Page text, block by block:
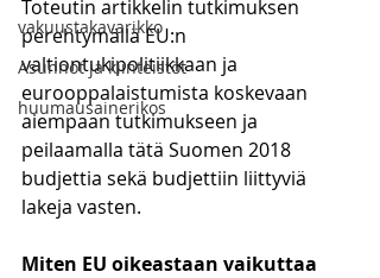
vakuustakavarikko
Asunnot ja kiinteistöt
huumausainerikos
Toteutin artikkelin tutkimuksen
perehtymällä EU:n
valtiontukipolitiikkaan ja
eurooppalaistumista koskevaan
aiempaan tutkimukseen ja
peilaamalla tätä Suomen 2018
budjettia sekä budjettiin liittyviä
lakeja vasten.
Miten EU oikeastaan vaikuttaa